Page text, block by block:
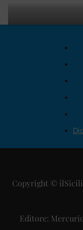
Copyright ©
Editore: